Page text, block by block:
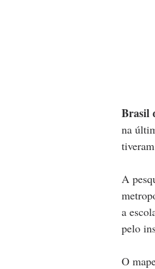
Brasil
na
A
a
pelo
O